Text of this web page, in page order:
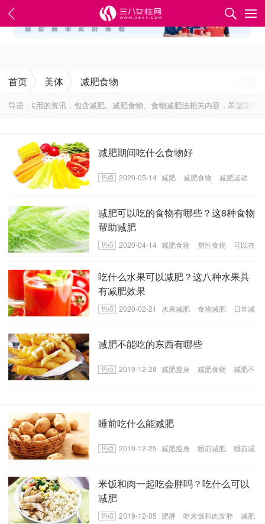
✕
首页 美体 减肥食物
导语
最实用的资讯，包含减肥、减肥食物、食物减肥法相关内容，希望能在
减肥期间吃什么食物好
2020-05-14 减肥 减肥食物 减肥运动
减肥可以吃的食物有哪些？这8种食物
帮助减肥
2020-04-14 减肥食物 塑性食物
可以在
吃什么水果可以减肥？这八种水果具
有减肥效果
2020-02-21 水果减肥 食物减肥
日常减
减肥不能吃的东西有哪些
2019-12-28 减肥瘦身 减肥食物
减肥不
睡前吃什么能减肥
2019-12-25 减肥瘦身 睡前减肥
睡前减
米饭和肉一起吃会胖吗？吃什么可以
减肥
2019-12-05 肥胖 吃米饭和肉发胖
减肥